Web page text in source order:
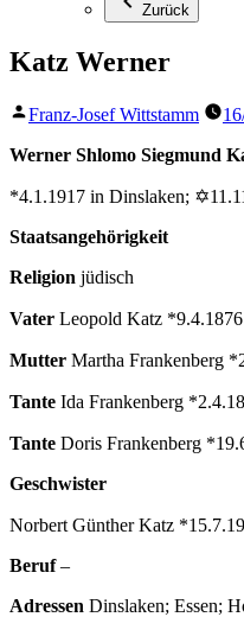
Zurück
Katz Werner
Veröffentlicht
Franz-Josef Wittstamm
Werner Shlomo Siegmund
*4.1.1917 in Dinslaken;
Staatsangehörigkeit
Religion jüdisch
Vater Leopold Katz
Mutter Martha Frankenberg
Tante Ida Frankenberg
Tante Doris Frankenberg
Geschwister
Norbert Günther Katz
Beruf–
Adressen Dinslaken; Essen;